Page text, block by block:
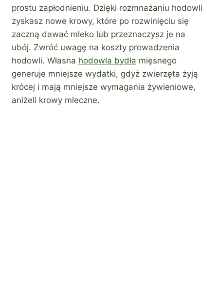
prostu zapłodnieniu. Dzięki rozmnażaniu hodowli
zyskasz nowe krowy, które po rozwinięciu się
zaczną dawać mleko lub przeznaczysz je na
ubój. Zwróć uwagę na koszty prowadzenia
hodowli. Własna hodowla bydła mięsnego
generuje mniejsze wydatki, gdyż zwierzęta żyją
krócej i mają mniejsze wymagania żywieniowe,
aniżeli krowy mleczne.